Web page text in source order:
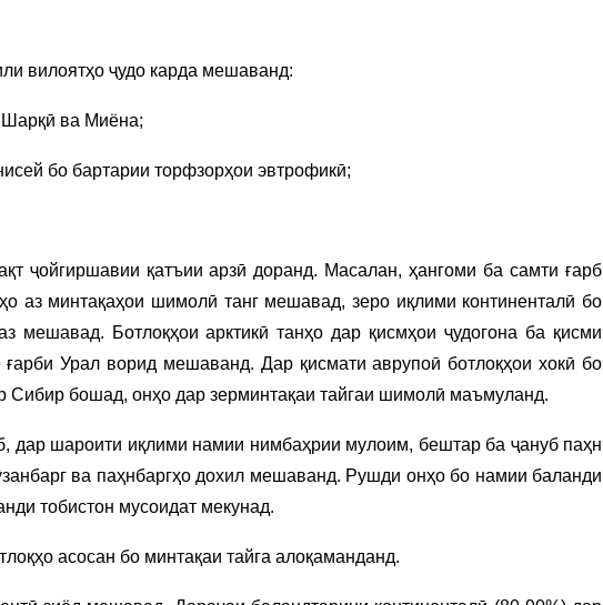
вилоятҳо ҷудо карда мешаванд:
Шарқӣ ва Миёна;
бо бартарии торфзорҳои эвтрофикӣ;
ҷойгиршавии қатъии арзӣ доранд. Масалан, ҳангоми ба самти ғарб
аз минтақаҳои шимолӣ танг мешавад, зеро иқлими континенталӣ бо
мешавад. Ботлоқҳои арктикӣ танҳо дар қисмҳои ҷудогона ба қисми
Урал ворид мешаванд. Дар қисмати аврупоӣ ботлоқҳои хокӣ бо
Сибир бошад, онҳо дар зерминтақаи тайгаи шимолӣ маъмуланд.
дар шароити иқлими намии нимбаҳрии мулоим, бештар ба ҷануб паҳн
ва паҳнбаргҳо дохил мешаванд. Рушди онҳо бо намии баланди
тобистон мусоидат мекунад.
асосан бо минтақаи тайга алоқаманданд.